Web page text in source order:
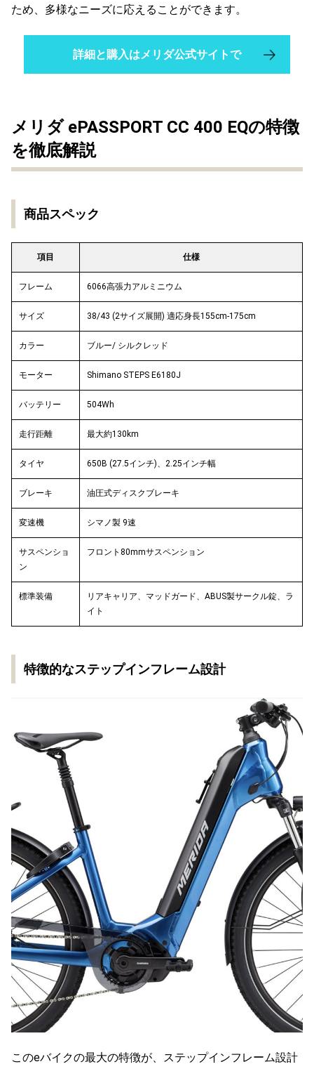
ため、多様なニーズに応えることができます。
詳細と購入はメリダ公式サイトで
メリダ ePASSPORT CC 400 EQの特徴
を徹底解説
商品スペック
項目 仕様
フレーム 6066高張力アルミニウム
サイズ 38/43 (2サイズ展開) 適応身長155cm-175cm
カラー ブルー/ シルクレッド
モーター Shimano STEPS E6180J
バッテリー 504Wh
走行距離 最大約130km
タイヤ 650B (27.5インチ)、2.25インチ幅
ブレーキ 油圧式ディスクブレーキ
変速機 シマノ製 9速
サスペンショ
ン
フロント80mmサスペンション
標準装備
リアキャリア、マッドガード、ABUS製サークル錠、ラ
イト
特徴的なステップインフレーム設計
このeバイクの最大の特徴が、ステップインフレーム設計